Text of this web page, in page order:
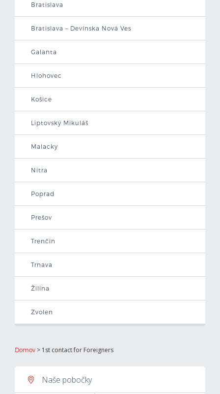
O nás
Bratislava
Bratislava – Devínska Nová Ves
Galanta
Hlohovec
Košice
Liptovský Mikuláš
Malacky
Nitra
Poprad
Prešov
Trenčín
Trnava
Žilina
Zvolen
Domov > 1st contact for Foreigners
Naše pobočky